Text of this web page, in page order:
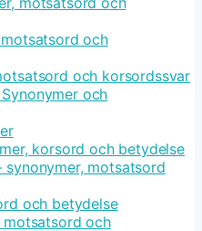
och
och korsordssvar
och
korsord och betydelse
synonymer, motsatsord
och betydelse
motsatsord och